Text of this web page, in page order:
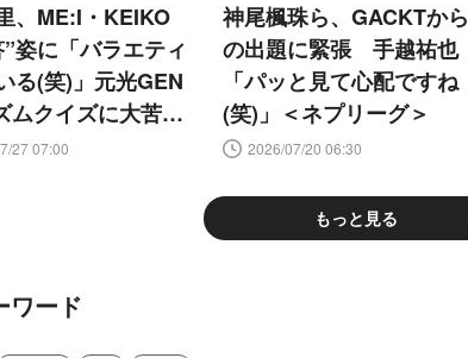
、ME:I・KEIKO
姿に「バラエティ
る(笑)」元光GEN
ムクイズに大苦戦
ーグ＞
27 07:00
神尾楓珠ら、GACKTから
の出題に緊張 手越祐也
「パッと見て心配ですね
(笑)」＜ネプリーグ＞
2026/07/20 06:30
もっと見る
ワード